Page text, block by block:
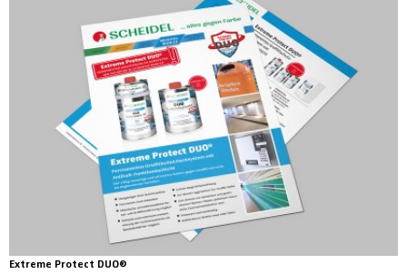
Extreme Protect DUO®